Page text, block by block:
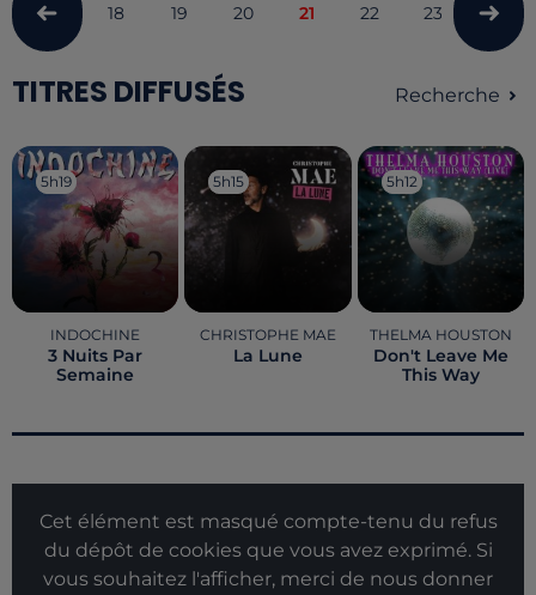
18 19 20 21 22 23 24
TITRES DIFFUSÉS Recherche
5h19
5h19
INDOCHINE
3 Nuits Par
Semaine
5h15
5h15
CHRISTOPHE MAE
La Lune
5h12
5h12
THELMA HOUSTON
Don't Leave Me
This Way
Cet élément est masqué compte-tenu du refus
du dépôt de cookies que vous avez exprimé. Si
vous souhaitez l'afficher, merci de nous donner